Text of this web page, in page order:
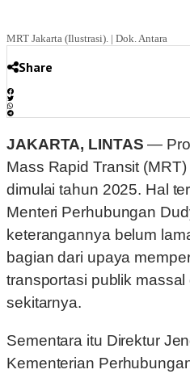
MRT Jakarta (Ilustrasi). | Dok. Antara
Share
JAKARTA, LINTAS —
Mass Rapid Transit
dimulai tahun 2025. Hal
Menteri Perhubungan
keterangannya belum
bagian dari upaya
transportasi publik massal
sekitarnya.
Sementara itu Direktur
Kementerian